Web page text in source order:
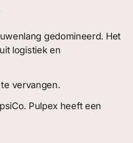
gedomineerd. Het
logistiek en
vervangen.
Pulpex heeft een